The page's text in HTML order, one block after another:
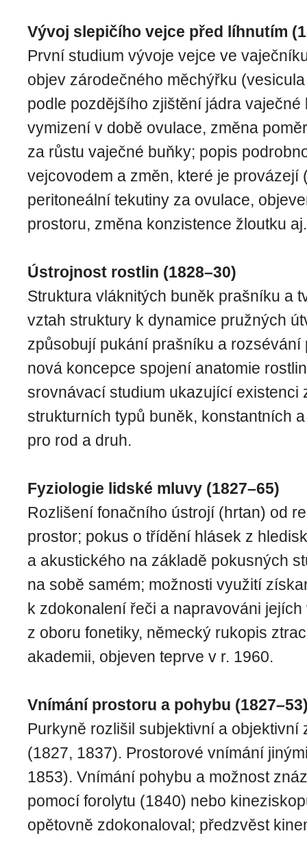
Vývoj slepičího vejce před líhnutím
První studium vývoje vejce ve
objev zárodečného měchýřku
podle pozdějšího zjištění jádra vaječné
vymizení v době ovulace, změna
za růstu vaječné buňky; popis
vejcovodem a změn, které je provázejí
peritoneální tekutiny za ovulace,
prostoru, změna konzistence žloutku
Ústrojnost rostlin (1828–30)
Struktura vláknitých buněk prašníku a
vztah struktury k dynamice pružných
způsobují pukání prašníku a rozsévání
nová koncepce spojení anatomie
srovnávací studium ukazující existenci
strukturních typů buněk, konstantních
pro rod a druh.
Fyziologie lidské mluvy (1827–65)
Rozlišení fonačního ústrojí (hrtan) od
prostor; pokus o třídění hlásek z
a akustického na základě pokusných
na sobě samém; možnosti využití
k zdokonalení řeči a napravováni
z oboru fonetiky, německý rukopis
akademii, objeven teprve v r. 1960.
Vnímání prostoru a pohybu
Purkyně rozlišil subjektivní a objektivní
(1827, 1837). Prostorové vnímání
1853). Vnímání pohybu a možnost
pomocí forolytu (1840) nebo
opětovně zdokonaloval; předzvěst